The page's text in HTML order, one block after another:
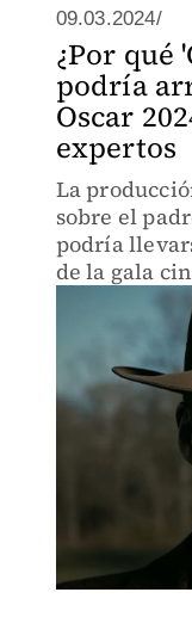
09.03.2024/
¿Por qué
podría
Oscar
expertos
La
sobre el
podría
de la gala
expertos;